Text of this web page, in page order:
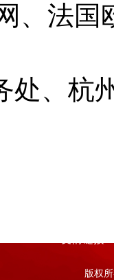
、法
处、杭
版权